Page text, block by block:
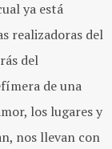
ya está
realizadoras del
del
de una
los lugares y
nos llevan con